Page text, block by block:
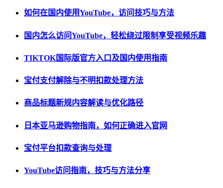
如何在国内使用YouTube，访问技巧与方法
国内怎么访问YouTube，轻松绕过限制享受视频乐趣
TIKTOK国际版官方入口及国内使用指南
宝付支付解除与不明扣款处理方法
商品标题新规内容解读与优化路径
日本亚马逊购物指南，如何正确进入官网
宝付平台扣款查询与处理
YouTube访问指南，技巧与方法分享